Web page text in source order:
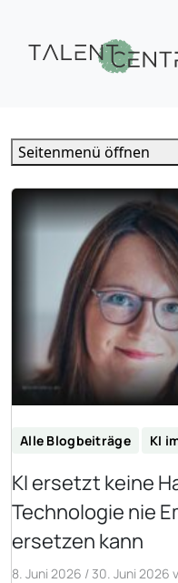
Alle Blogbeiträge KI
KI ersetzt keine
Technologie nie
ersetzen kann
8. Juni 2026 / 30. Juni 2026
Seitenmenü öffnen